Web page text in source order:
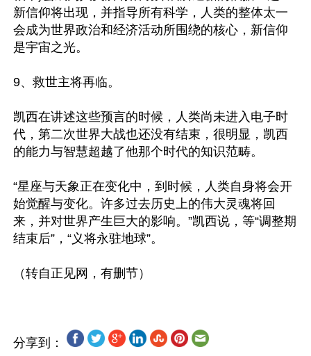
新信仰将出现，并指导所有科学，人类的整体太一
会成为世界政治和经济活动所围绕的核心，新信仰
是宇宙之光。
9、救世主将再临。
凯西在讲述这些预言的时候，人类尚未进入电子时
代，第二次世界大战也还没有结束，很明显，凯西
的能力与智慧超越了他那个时代的知识范畴。
“星座与天象正在变化中，到时候，人类自身将会开
始觉醒与变化。许多过去历史上的伟大灵魂将回
来，并对世界产生巨大的影响。”凯西说，等“调整期
结束后”，“义将永驻地球”。
分享到：